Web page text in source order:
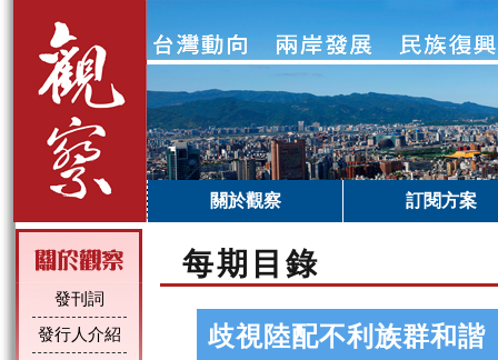
關於觀察 訂閱方案
發刊詞
發行人介紹
每期目錄
歧視陸配不利族群和諧